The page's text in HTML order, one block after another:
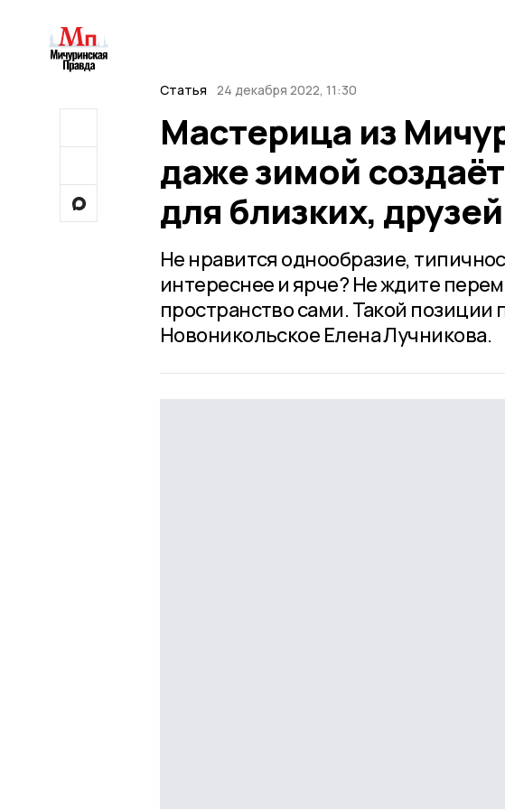
Статья 24 декабря 2022, 11:30
Мастерица из
даже зимой
для близких,
Не нравится однообразие,
интереснее и ярче? Не ждите
пространство сами. Такой
Новоникольское Елена Лучникова.